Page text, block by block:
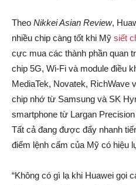
Theo Nikkei Asian Review,
nhiều chip càng tốt khi Mỹ siết
cực mua các thành phần quan
chip 5G, Wi-Fi và module điều
MediaTek, Novatek, RichWave
chip nhớ từ Samsung và SK
smartphone từ Largan
Tất cả đang được đẩy nhanh
điểm lệnh cấm của Mỹ có hiệu
“Không có gì lạ khi Huawei gọi